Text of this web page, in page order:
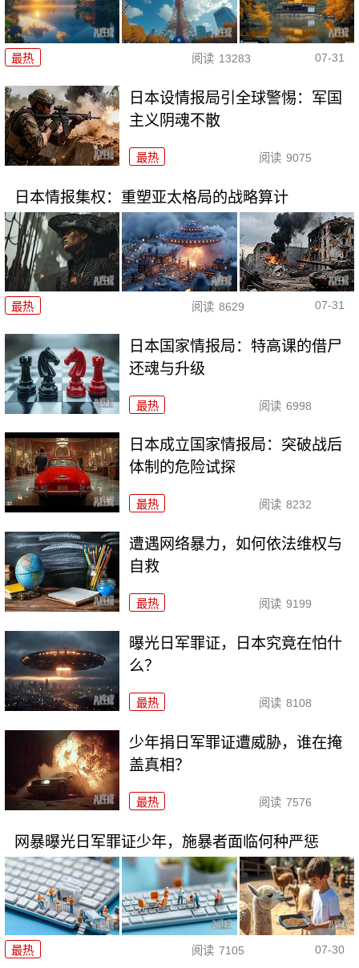
最热 阅读 13283 07-31
日本设情报局引全球警惕：军国
主义阴魂不散
最热 阅读 9075
日本情报集权：重塑亚太格局的战略算计
最热 阅读 8629 07-31
日本国家情报局：特高课的借尸
还魂与升级
最热 阅读 6998
日本成立国家情报局：突破战后
体制的危险试探
最热 阅读 8232
遭遇网络暴力，如何依法维权与
自救
最热 阅读 9199
曝光日军罪证，日本究竟在怕什
么？
最热 阅读 8108
少年捐日军罪证遭威胁，谁在掩
盖真相？
最热 阅读 7576
网暴曝光日军罪证少年，施暴者面临何种严惩
最热 阅读 7105 07-30